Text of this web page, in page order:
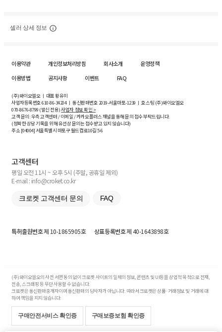
셀러 상세 정보
이용약관 개인정보처리방침 회사소개
운영정책
이용방법
공지사항 이벤트 FAQ
(주)와이오엘오 ㅣ 대표 황유미
사업자등록번호610-86-34204ㅣ 통신판매번호 2019-서울마포-1239 ㅣ 호스팅 (주)와이오엘오
070-8676-8799 (발신 전용)사업자 정보 확인 >
고객 문의: 우측 고객센터 / 이메일 / 카카오플러스 채널을 통해 문의 접수 부탁드립니다.
(정확한 상담 기록을 위해 유선상 문의는 접수받고 있지 않습니다)
주소 [04004] 서울특별시 마포구 월드컵로10길5-6
고객센터
평일 오전 11시 ~ 오후 5시 (주말, 공휴일 제외)
E-mail : info@croket.co.kr
크로켓 고객센터 문의 FAQ
특허출원번호제 10-1865905호 상표등록번호제 40-1643898호
(주)와이오엘오의 사전 서면 동의 없이 크로켓 사이트의 일체의 정보, 콘텐츠 및 UI등을 상업적 목적으로 전재,
전송, 스크래핑 등 무단 사용할 수 없습니다.
크로켓은 통신판매중개자이며 통신판매의 당사자가 아닙니다. 따라서 크로켓은 상품·거래정보 및 거래에 대
하여 책임을 지지 않습니다.
구매안전서비스 확인증 구매보증보험 확인증